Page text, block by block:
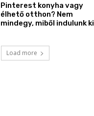
Pinterest konyha vagy
élhető otthon? Nem
mindegy, miből indulunk ki
Load more